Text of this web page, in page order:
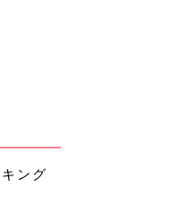
行ける居場所がないと、
ング